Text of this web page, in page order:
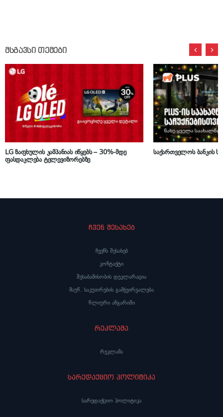
მსგავსი თემები
LG ზაფხულის კამპანიას იწყებს – 30%-მდე
ფასდაკლება ტელევიზორებზე
საქართველოს ბანკის
ჩვენ შესახებ
ჩვენს შესახებ
კონტაქტი
შესაბამისობის დეკლარაცია
მაუწ. საკუთრების გამჭვირვალება
წლიური ანგარიში
რეკლამა
რეკლამა
სარედაქციო პოლიტიკა
სარედაქციო პოლიტიკა